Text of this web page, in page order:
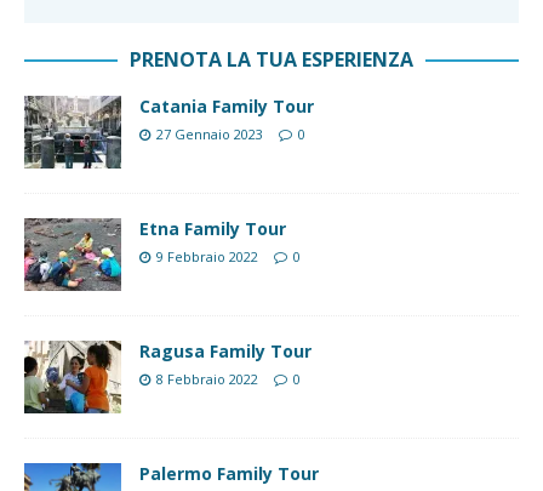
PRENOTA LA TUA ESPERIENZA
Catania Family Tour
27 Gennaio 2023 0
Etna Family Tour
9 Febbraio 2022 0
Ragusa Family Tour
8 Febbraio 2022 0
Palermo Family Tour